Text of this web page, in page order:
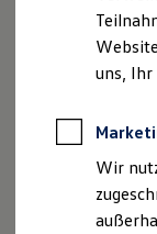
Anpfiff
Impressum &
uns, Ihr
Wir